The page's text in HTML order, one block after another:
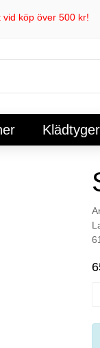
köp över 500 kr!
Klädtyger